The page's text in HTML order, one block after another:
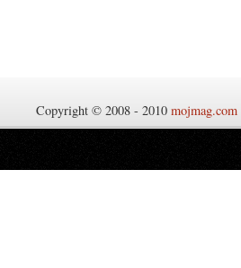
Copyright © 2008 - 2010 mojmag.com